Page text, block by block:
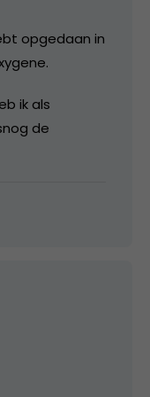
opgedaan in
ik als
de